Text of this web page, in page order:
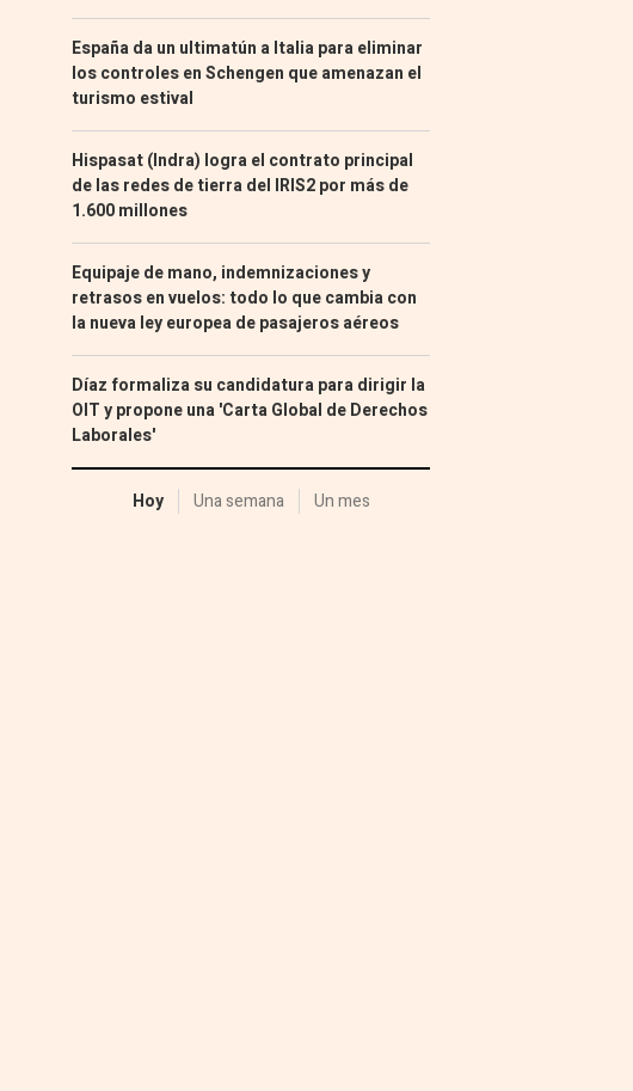
España da un ultimatún a Italia para eliminar
los controles en Schengen que amenazan el
turismo estival
Hispasat (Indra) logra el contrato principal
de las redes de tierra del IRIS2 por más de
1.600 millones
Equipaje de mano, indemnizaciones y
retrasos en vuelos: todo lo que cambia con
la nueva ley europea de pasajeros aéreos
Díaz formaliza su candidatura para dirigir la
OIT y propone una 'Carta Global de Derechos
Laborales'
Hoy Una semana Un mes